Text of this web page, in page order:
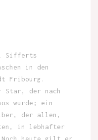
Sifferts
in den
Fribourg.
Star, der nach
wurde; ein
der allen,
in lebhafter